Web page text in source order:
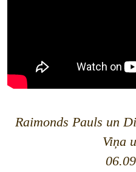
Raimonds Pauls un
Viņa